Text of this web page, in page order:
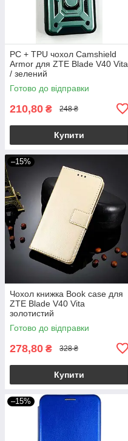
PC + TPU чохол Camshield
Armor для ZTE Blade V40 Vita
/ зелений
Готово до відправки
210,80 ₴ 248 ₴
Купити
–15%
Чохол книжка Book case для
ZTE Blade V40 Vita
золотистий
Готово до відправки
278,80 ₴ 328 ₴
Купити
–15%